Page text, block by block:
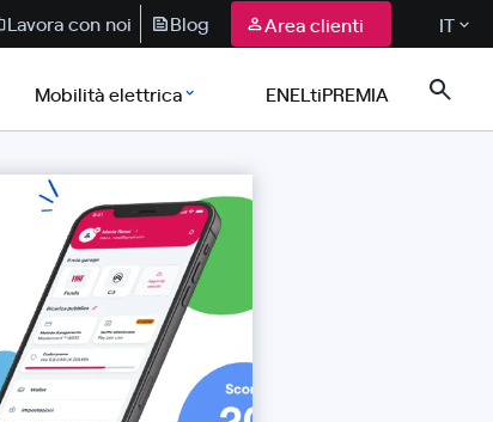
Lavora con noi Blog Area clienti IT
Mobilità elettrica ENELtiPREMIA